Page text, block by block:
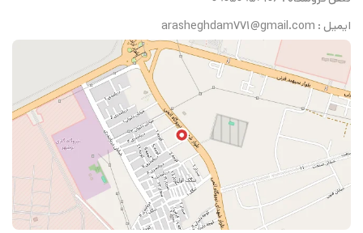
ایمیل : arasheghdam771@gmail.com